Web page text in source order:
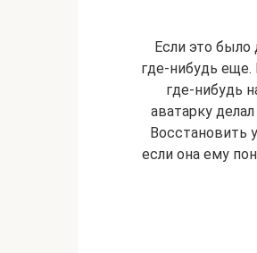
Если это было
где-нибудь
где-нибудь
аватарку
Восстановить
если она ему